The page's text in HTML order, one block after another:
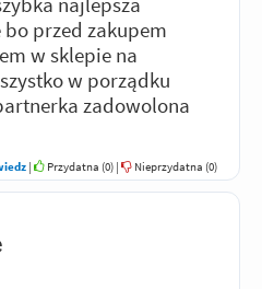
bo przed zakupem
w sklepie na
w porządku
zadowolona
| Przydatna (0) | Nieprzydatna (0)